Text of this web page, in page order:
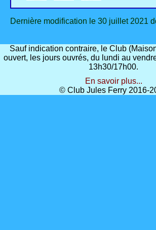
Dernière modification le 30 juillet 2021
Sauf indication contraire, le Club
ouvert, les jours ouvrés, du lundi au
13h30/17h00.
En savoir plus...
© Club Jules Ferry 2016-